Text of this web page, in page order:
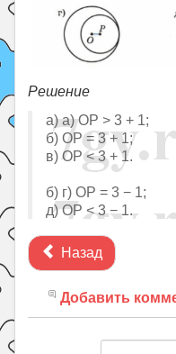
Решение
а) а) OP > 3 + 1;
б) OP = 3 + 1;
в) OP < 3 + 1.
б) г) OP = 3 − 1;
д) OP < 3 − 1.
Назад
Добавить